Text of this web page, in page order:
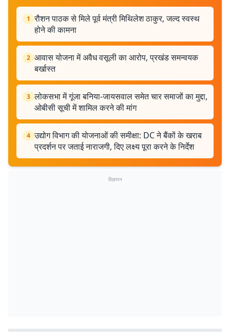
1 रौशन पाठक से मिले पूर्व मंत्री मिथिलेश ठाकुर, जल्द स्वस्थ
होने की कामना
2 आवास योजना में अवैध वसूली का आरोप, प्रखंड समन्वयक
बर्खास्त
3 लोकसभा में गूंजा बनिया-जायसवाल समेत चार समाजों का मुद्दा,
ओबीसी सूची में शामिल करने की मांग
4 उद्योग विभाग की योजनाओं की समीक्षा: DC ने बैंकों के खराब
प्रदर्शन पर जताई नाराजगी, दिए लक्ष्य पूरा करने के निर्देश
विज्ञापन